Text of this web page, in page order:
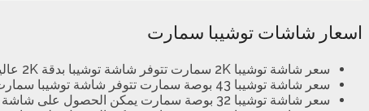
اسعار شاشات توشيبا سمارت
سعر شاشة توشيبا 2K سمارت تتوفر شاشة توشيبا بدقة 2K عالية الجودة وبحجم 49 بوصة سمارت بسعر 6600 جنيه.
سعر شاشة توشيبا 43 بوصة سمارت تتوفر شاشة توشيبا سمارت بحجم 43 بوصة و دقة 2K عالية الجودة بسعر 5750 جنيه ، كما تتوفر الشاشة بحجم 43 بوصة و دقة FULL HD بسعر 5500 جنيه .
سعر شاشة توشيبا 32 بوصة سمارت يمكن الحصول على شاشة توشيبا سمارت بحجم 32 بوصة و جودة HD عالية الدقة بسعر 3250 جنيه.